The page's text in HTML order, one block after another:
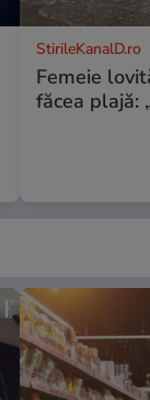
StirileKanalD.ro
Femeie
făcea plajă: